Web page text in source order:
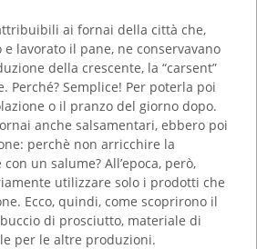
ai fornai della città che,
lavorato il pane, ne conservavano
della crescente, la “carsent”
Perché? Semplice! Per poterla poi
o il pranzo del giorno dopo.
anche salsamentari, ebbero poi
perchè non arricchire la
un salume? All’epoca, però,
utilizzare solo i prodotti che
Ecco, quindi, come scoprirono il
di prosciutto, materiale di
per le altre produzioni.